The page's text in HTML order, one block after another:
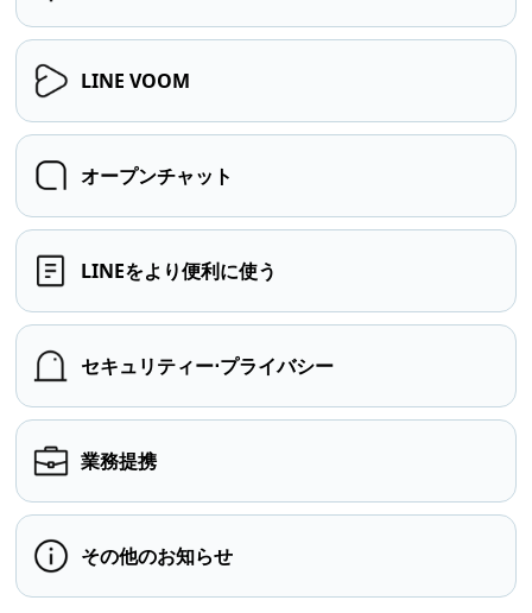
LINE VOOM
オープンチャット
LINEをより便利に使う
セキュリティー⋅プライバシー
業務提携
その他のお知らせ